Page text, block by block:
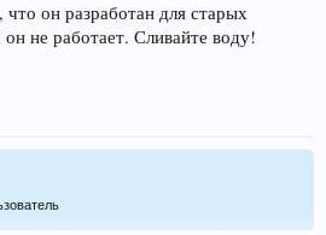
он разработан для старых
не работает. Сливайте воду!